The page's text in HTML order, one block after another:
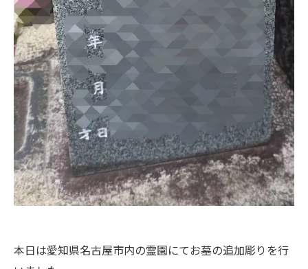
本日は愛知県名古屋市内の霊園にてお墓の追加彫りを行